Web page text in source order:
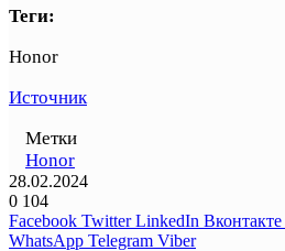
Теги:
Honor
Источник
Метки
Honor
28.02.2024
0 104
Facebook Twitter LinkedIn Вконтакте
WhatsApp Telegram Viber